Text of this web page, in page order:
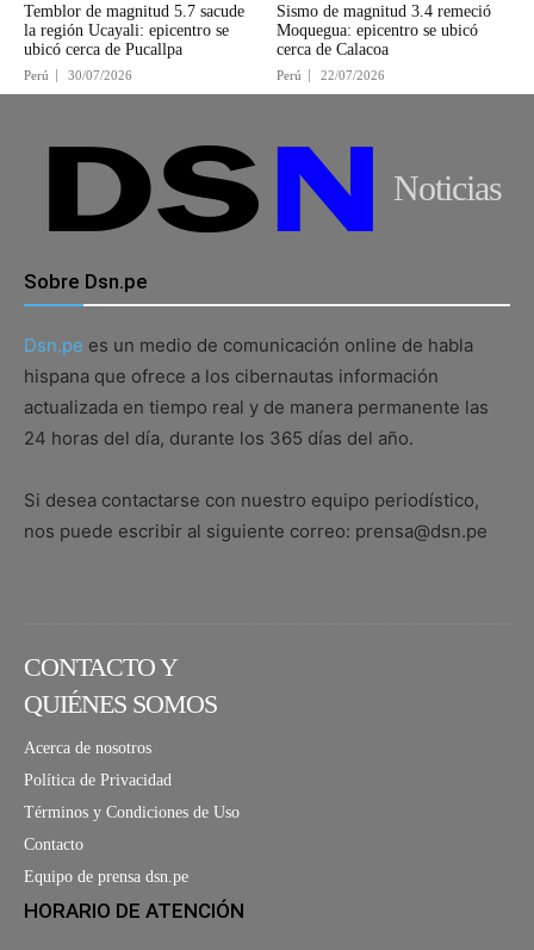
Temblor de magnitud 5.7 sacude
la región Ucayali: epicentro se
ubicó cerca de Pucallpa
Perú 30/07/2026
Sismo de magnitud 3.4 remeció
Moquegua: epicentro se ubicó
cerca de Calacoa
Perú 22/07/2026
Noticias
Sobre Dsn.pe
Dsn.pe es un medio de comunicación online de habla
hispana que ofrece a los cibernautas información
actualizada en tiempo real y de manera permanente las
24 horas del día, durante los 365 días del año.
Si desea contactarse con nuestro equipo periodístico,
nos puede escribir al siguiente correo: prensa@dsn.pe
CONTACTO Y
QUIÉNES SOMOS
Acerca de nosotros
Política de Privacidad
Términos y Condiciones de Uso
Contacto
Equipo de prensa dsn.pe
HORARIO DE ATENCIÓN